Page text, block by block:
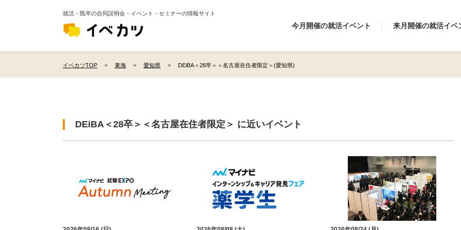
就活・既卒の合同説明会・イベント・セミナーの情報サイト
今月開催の就活イベント 来月開催の就活イベ
イベカツTOP 東海 愛知県 DEiBA＜28卒＞＜名古屋在住者限定＞(愛知県)
DEiBA＜28卒＞＜名古屋在住者限定＞ に近いイベント